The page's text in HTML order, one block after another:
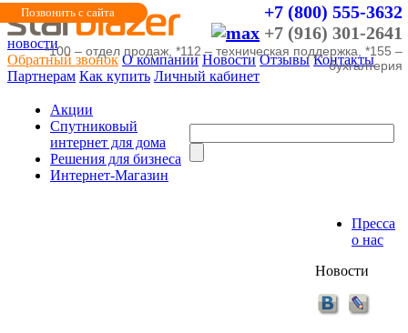
+7 (800) 555-3632
+7 (916) 301-2641
Позвонить с сайта
*100 – отдел продаж, *112 – техническая поддержка, *155 –
бухгалтерия
новости
Обратный звонок О компании Новости Отзывы Контакты
Партнерам Как купить Личный кабинет
Акции
Cпутниковый
интернет для дома
Решения для бизнеса
Интернет-Магазин
Пресса
о нас
Новости